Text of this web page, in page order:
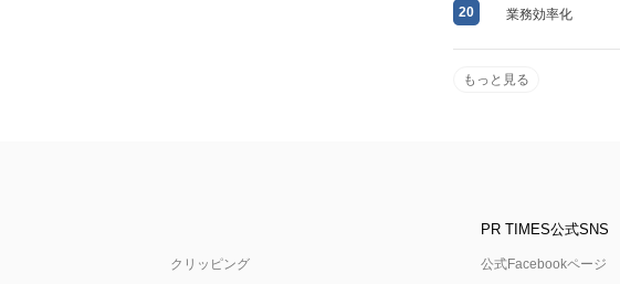
20 業務効率化
もっと見る
クリッピング
PR TIMES公式SNS
公式Facebookページ